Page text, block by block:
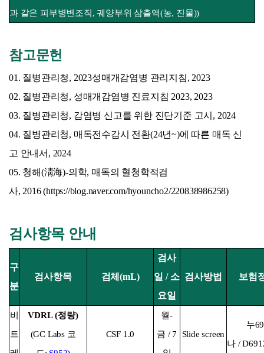
과 같은 피부병변조직, 궤양부위 삼출액(농, 진물))
참고문헌
01. 질병관리청, 2023성매개감염병 관리지침, 2023
02. 질병관리청, 성매개감염병 진료지침 2023, 2023
03. 질병관리청, 감염병 신고를 위한 진단기준 고시, 2024
04. 질병관리청, 매독전수감시 전환(24년~)에 따른 매독 신
고 안내서, 2024
05. 청해(淸海)-의학, 매독의 혈청학적검
사, 2016 (https://blog.naver.com/hyouncho2/220838986258)
검사항목 안내
구
분
검사항목 검체(mL)
검사
일 / 소
요일
검사방법 보험
비
트
VDRL (정량)
(GC Labs 코
CSF 1.0
월-
금 / 7
Slide screen
누
나 /